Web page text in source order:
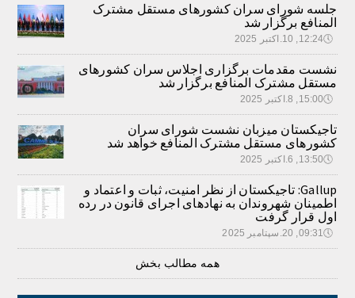
جلسه شورای سران کشورهای مستقل مشترک
المنافع برگزار شد
🕔12:24, 10.اکتبر 2025
نشست مقدمات برگزاری اجلاس سران کشورهای
مستقل مشترک المنافع برگزار شد
🕔15:00, 8.اکتبر 2025
تاجیکستان میزبان نشست شورای سران
کشورهای مستقل مشترک المنافع خواهد شد
🕔13:50, 6.اکتبر 2025
Gallup: تاجیکستان از نظر امنیت، ثبات و اعتماد و
اطمینان شهروندان به نهادهای اجرای قانون در رده
اول قرار گرفت
🕔09:31, 20.سپتامبر 2025
همه مطالب بخش